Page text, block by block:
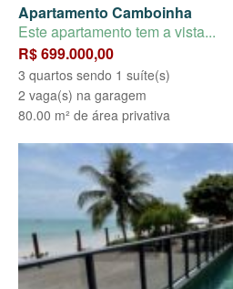
Apartamento Camboinha
Este apartamento tem a vista...
R$ 699.000,00
3 quartos sendo 1 suíte(s)
2 vaga(s) na garagem
80.00 m² de área privativa